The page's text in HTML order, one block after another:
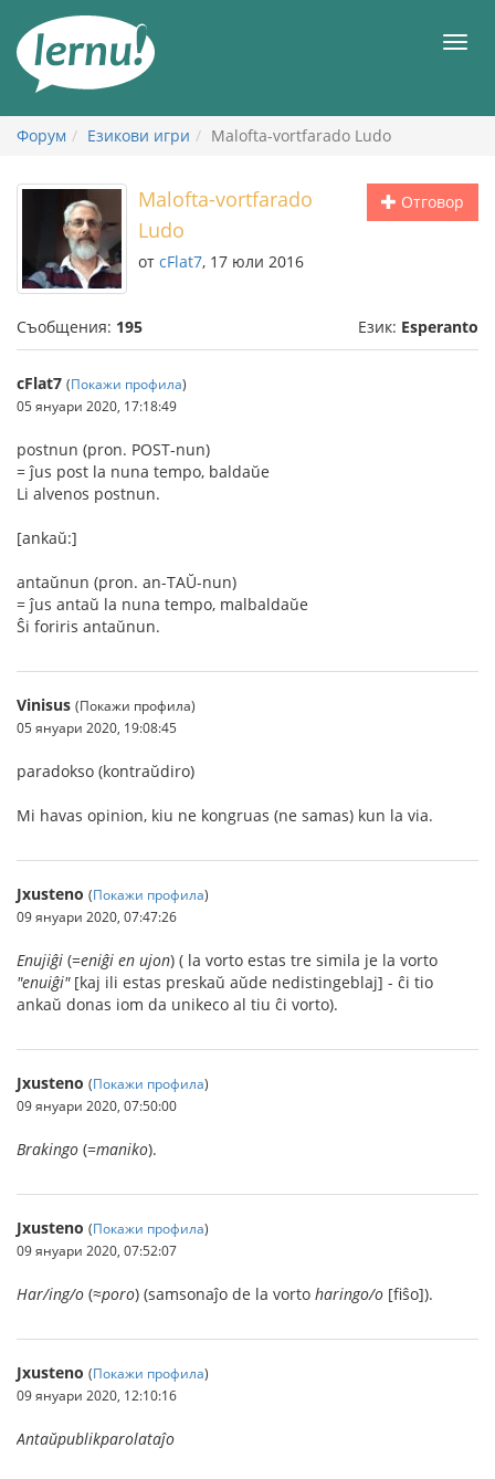
съдържанието
Форум Езикови игри Malofta-vortfarado Ludo
Отговор
Malofta-vortfarado
Ludo
от cFlat7, 17 юли 2016
Съобщения: 195 Език: Esperanto
cFlat7 (Покажи профила)
05 януари 2020, 17:18:49
postnun (pron. POST-nun)
= ĵus post la nuna tempo, baldaŭe
Li alvenos postnun.
[ankaŭ:]
antaŭnun (pron. an-TAŬ-nun)
= ĵus antaŭ la nuna tempo, malbaldaŭe
Ŝi foriris antaŭnun.
Vinisus (Покажи профила)
05 януари 2020, 19:08:45
paradokso (kontraŭdiro)
Mi havas opinion, kiu ne kongruas (ne samas) kun la via.
Jxusteno (Покажи профила)
09 януари 2020, 07:47:26
Enujiĝi (=eniĝi en ujon) ( la vorto estas tre simila je la vorto
"enuiĝi"[kaj ili estas preskaŭ aŭde nedistingeblaj] - ĉi tio
ankaŭ donas iom da unikeco al tiu ĉi vorto).
Jxusteno (Покажи профила)
09 януари 2020, 07:50:00
Brakingo (=maniko).
Jxusteno (Покажи профила)
09 януари 2020, 07:52:07
Har/ing/o (≈poro) (samsonaĵo de la vorto haringo/o [fiŝo]).
Jxusteno (Покажи профила)
09 януари 2020, 12:10:16
Antaŭpublikparolataĵo